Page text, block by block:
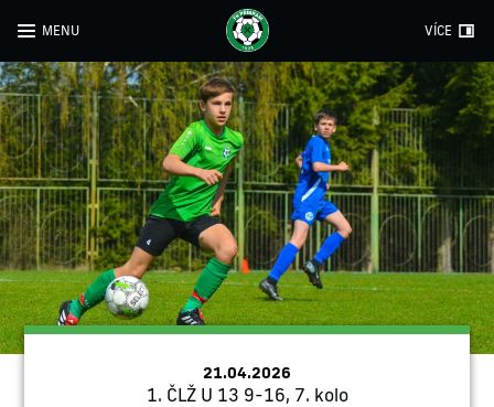
MENU VÍCE
21.04.2026
1. ČLŽ U 13 9-16, 7. kolo